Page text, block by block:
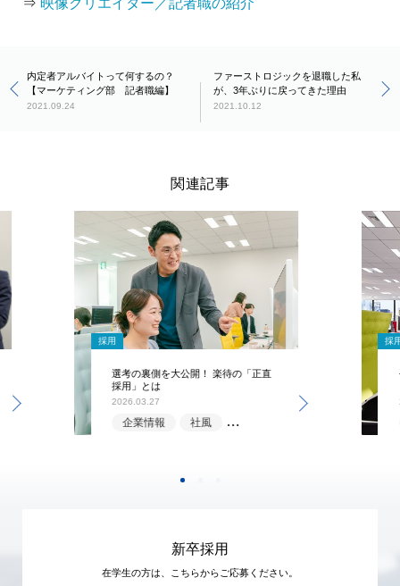
内定者アルバイトって何するの？
【マーケティング部 記者職編】
2021.09.24
ファーストロジックを退職した私
が、3年ぶりに戻ってきた理由
2021.10.12
関連記事
採用
選考の裏側を大公開！ 楽待の「正直
採用」とは
2026.03.27
企業情報 社風 選考情報
採
新卒採用
在学生の方は、こちらからご応募ください。